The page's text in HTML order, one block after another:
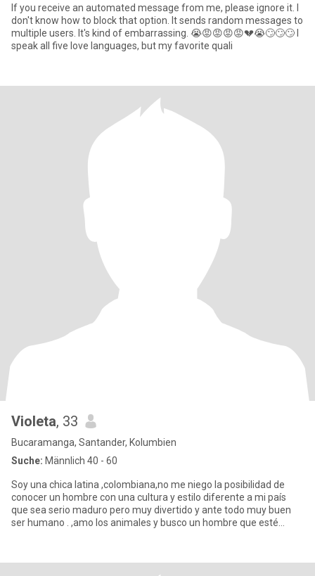
If you receive an automated message from me, please ignore it. I
don't know how to block that option. It sends random messages to
multiple users. It's kind of embarrassing. 😭😡😡😡😡💔😭🙄🙄🙄 I
speak all five love languages, but my favorite quali
Violeta, 33
Bucaramanga, Santander, Kolumbien
Suche: Männlich 40 - 60
Soy una chica latina ,colombiana,no me niego la posibilidad de
conocer un hombre con una cultura y estilo diferente a mi país
que sea serio maduro pero muy divertido y ante todo muy buen
ser humano . ,amo los animales y busco un hombre que esté